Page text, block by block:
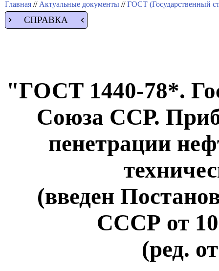
Главная // Актуальные документы //ГОСТ (Государственный
СПРАВКА
"ГОСТ 1440-78*.
Союза ССР.
пенетрации
(введен
СССР от
(ред.